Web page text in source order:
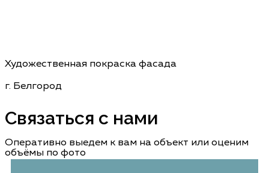
Художественная покраска фасада
г. Белгород
Связаться с нами
Оперативно выедем к вам на объект или оценим
объёмы по фото